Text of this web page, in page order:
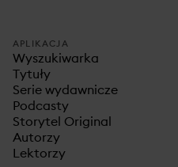
APLIKACJA
Wyszukiwarka
Tytuły
Serie wydawnicze
Podcasty
Storytel Original
Autorzy
Lektorzy